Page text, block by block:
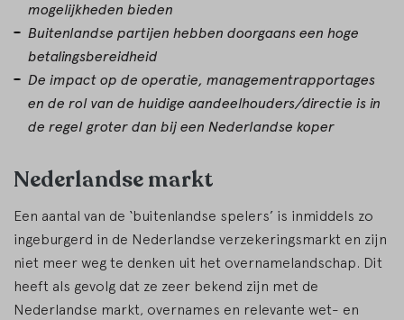
mogelijkheden bieden
Buitenlandse partijen hebben doorgaans een hoge
betalingsbereidheid
De impact op de operatie, managementrapportages
en de rol van de huidige aandeelhouders/directie is in
de regel groter dan bij een Nederlandse koper
Nederlandse markt
Een aantal van de ‘buitenlandse spelers’ is inmiddels zo
ingeburgerd in de Nederlandse verzekeringsmarkt en zijn
niet meer weg te denken uit het overnamelandschap. Dit
heeft als gevolg dat ze zeer bekend zijn met de
Nederlandse markt, overnames en relevante wet- en